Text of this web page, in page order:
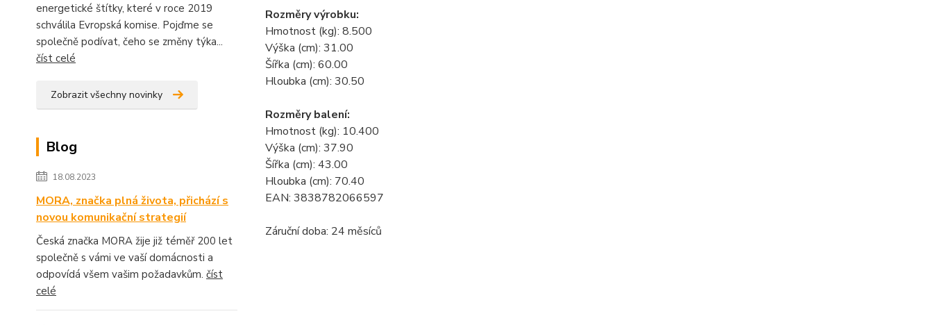
energetické štítky, které v roce 2019
schválila Evropská komise. Pojďme se
společně podívat, čeho se změny týka...
číst celé
Zobrazit všechny novinky
Blog
18.08.2023
MORA, značka plná života, přichází s
novou komunikační strategií
Česká značka MORA žije již téměř 200 let
společně s vámi ve vaší domácnosti a
odpovídá všem vašim požadavkům. číst
celé
Rozměry výrobku:
Hmotnost (kg): 8.500
Výška (cm): 31.00
Šířka (cm): 60.00
Hloubka (cm): 30.50
Rozměry balení:
Hmotnost (kg): 10.400
Výška (cm): 37.90
Šířka (cm): 43.00
Hloubka (cm): 70.40
EAN: 3838782066597
Záruční doba: 24 měsíců